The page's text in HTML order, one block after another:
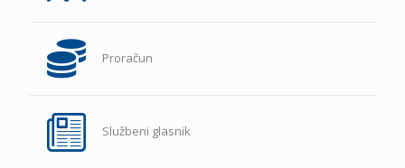
Proračun
Službeni glasnik